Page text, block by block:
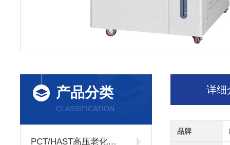
产品分类
CLASSIFICATION
PCT/HAST高压老化试验箱
详细
品牌